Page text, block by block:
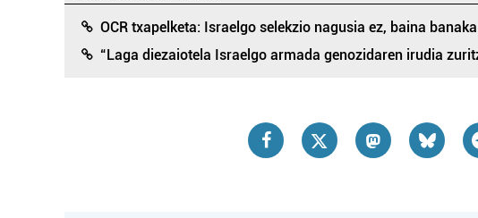
OCR txapelketa: Israelgo selekzio nagusia ez, baina
“Laga diezaiotela Israelgo armada genozidaren irudia